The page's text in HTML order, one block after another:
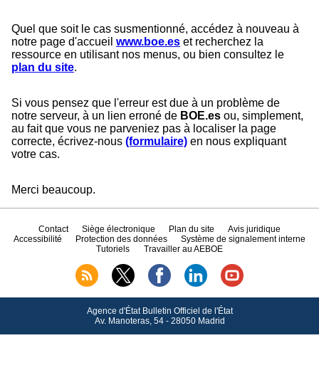
Quel que soit le cas susmentionné, accédez à nouveau à
notre page d'accueil www.boe.es et recherchez la
ressource en utilisant nos menus, ou bien consultez le
plan du site.
Si vous pensez que l'erreur est due à un problème de
notre serveur, à un lien erroné de BOE.es ou, simplement,
au fait que vous ne parveniez pas à localiser la page
correcte, écrivez-nous (formulaire) en nous expliquant
votre cas.
Merci beaucoup.
Contact Siège électronique Plan du site
Avis juridique
Accessibilité
Protection des données
Système de signalement interne
Tutoriels
Travailler au AEBOE
Agence d'État Bulletin Officiel de l'État
Av.Manoteras, 54 - 28050 Madrid